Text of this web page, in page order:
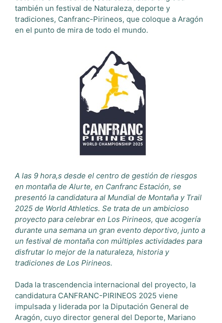
también un festival de Naturaleza, deporte y
tradiciones, Canfranc-Pirineos, que coloque a Aragón
en el punto de mira de todo el mundo.
A las 9 hora,s desde el centro de gestión de riesgos
en montaña de Alurte, en Canfranc Estación, se
presentó la candidatura al Mundial de Montaña y Trail
2025 de World Athletics. Se trata de un ambicioso
proyecto para celebrar en Los Pirineos, que acogería
durante una semana un gran evento deportivo, junto a
un festival de montaña con múltiples actividades para
disfrutar lo mejor de la naturaleza, historia y
tradiciones de Los Pirineos.
Dada la trascendencia internacional del proyecto, la
candidatura CANFRANC-PIRINEOS 2025 viene
impulsada y liderada por la Diputación General de
Aragón, cuyo director general del Deporte, Mariano